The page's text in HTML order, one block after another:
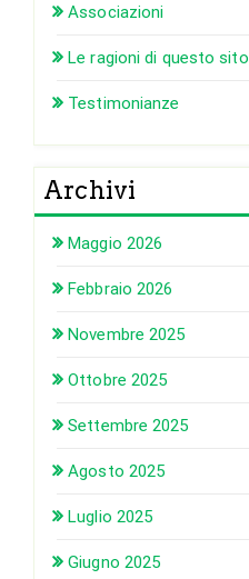
Associazioni
Le ragioni di questo sito
Testimonianze
Archivi
Maggio 2026
Febbraio 2026
Novembre 2025
Ottobre 2025
Settembre 2025
Agosto 2025
Luglio 2025
Giugno 2025